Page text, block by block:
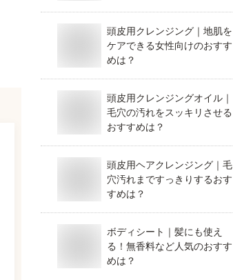
頭皮用クレンジング｜地肌を
ケアできる女性向けのおすす
めは？
頭皮用クレンジングオイル｜
毛穴の汚れをスッキリさせる
おすすめは？
頭皮用ヘアクレンジング｜毛
穴汚れまですっきりするおす
すめは？
ボディシート｜髪にも使え
る！無香料など人気のおすす
めは？